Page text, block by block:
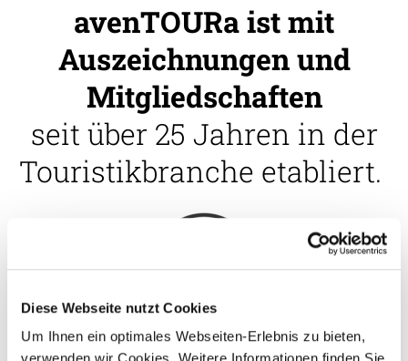
Diese Webseite nutzt Cookies
Um Ihnen ein optimales Webseiten-Erlebnis zu bieten,
avenTOURa ist mit
Auszeichnungen und
Mitgliedschaften
seit über 25 Jahren in der
Touristikbranche etabliert.